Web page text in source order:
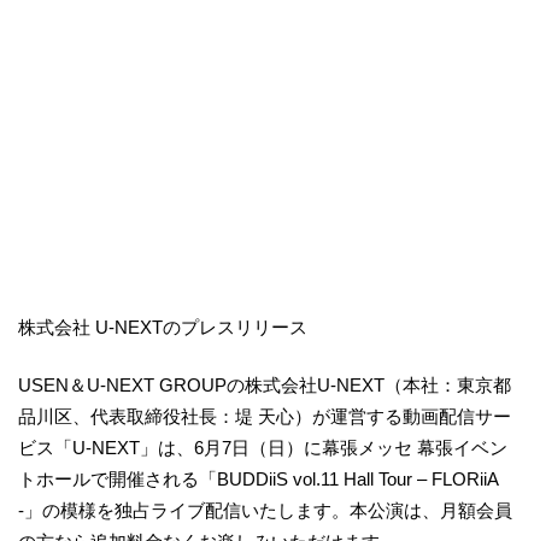
株式会社 U-NEXTのプレスリリース
USEN＆U-NEXT GROUPの株式会社U-NEXT（本社：東京都
品川区、代表取締役社長：堤 天心）が運営する動画配信サー
ビス「U-NEXT」は、6月7日（日）に幕張メッセ 幕張イベン
トホールで開催される「BUDDiiS vol.11 Hall Tour – FLORiiA
-」の模様を独占ライブ配信いたします。本公演は、月額会員